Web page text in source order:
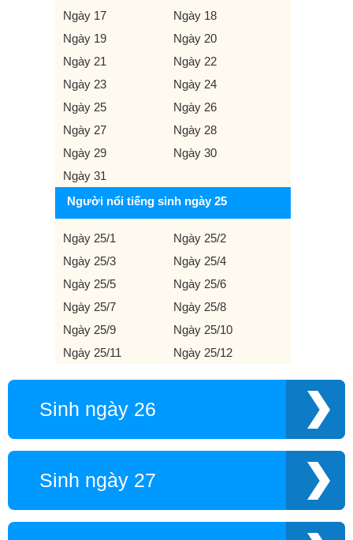
Ngày 17
Ngày 18
Ngày 19
Ngày 20
Ngày 21
Ngày 22
Ngày 23
Ngày 24
Ngày 25
Ngày 26
Ngày 27
Ngày 28
Ngày 29
Ngày 30
Ngày 31
Người nổi tiếng sinh ngày 25
Ngày 25/1
Ngày 25/2
Ngày 25/3
Ngày 25/4
Ngày 25/5
Ngày 25/6
Ngày 25/7
Ngày 25/8
Ngày 25/9
Ngày 25/10
Ngày 25/11
Ngày 25/12
Sinh ngày 26
Sinh ngày 27